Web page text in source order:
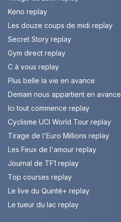
Keno replay
Les douze coups de midi replay
Secret Story replay
Gym direct replay
C à vous replay
Plus belle la vie en avance
Demain nous appartient en avance
Ici tout commence replay
Cyclisme UCI World Tour replay
Tirage de l'Euro Millions replay
Les Feux de l'amour replay
Journal de TF1 replay
Top courses replay
Le live du Quinté+ replay
Le tueur du lac replay